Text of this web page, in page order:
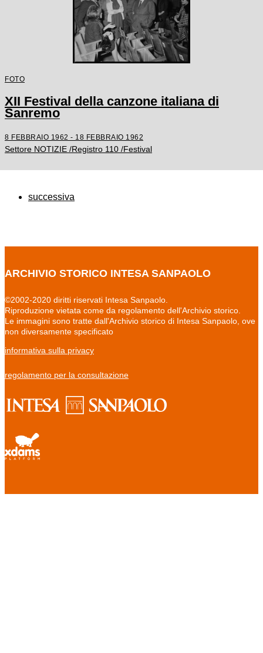
FOTO
XII Festival della canzone italiana di
Sanremo
8 FEBBRAIO 1962 - 18 FEBBRAIO 1962
Settore NOTIZIE /Registro 110 /Festival
successiva
ARCHIVIO STORICO INTESA SANPAOLO
©2002-2020 diritti riservati Intesa Sanpaolo.
Riproduzione vietata come da regolamento dell'Archivio storico.
Le immagini sono tratte dall'Archivio storico di Intesa Sanpaolo, ove
non diversamente specificato
informativa sulla privacy
regolamento per la consultazione